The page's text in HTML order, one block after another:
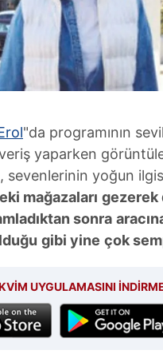
"da programının
yaparken
yoğun
mağazaları gezerek
sonra
gibi yine çok sem
UYGULAMASINI